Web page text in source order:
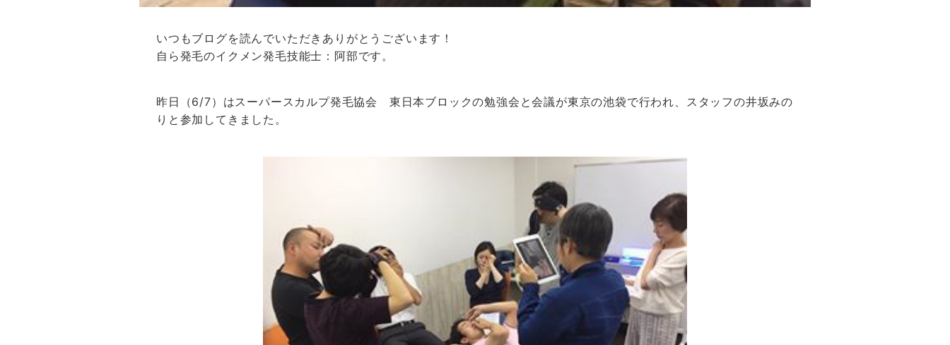
いつもブログを読んでいただきありがとうございます！
自ら発毛のイクメン発毛技能士：阿部です。
昨日（6/7）はスーパースカルプ発毛協会 東日本ブロックの勉強会と会議が東京の池袋で行われ、スタッフの井坂みの
りと参加してきました。